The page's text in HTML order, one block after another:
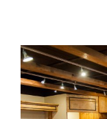
View
Larger
Image